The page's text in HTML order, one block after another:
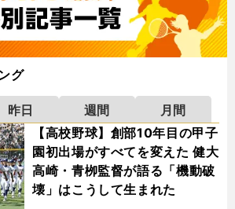
グ
昨日 週間
月間
【高校野球】創部10年目の甲子
園初出場がすべてを変えた 健大
高崎・青栁監督が語る「機動破
壊」はこうして生まれた